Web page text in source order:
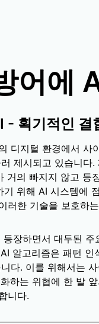
어에
- 획기적인 결
디지털 환경에서 사
제시되고 있습니
거의 빠지지 않고 등
기 위해 AI 시스템에
러한 기술을 보호하
장하면서 대두된
알고리즘은 패턴
다. 이를 위해서는
하는 위협에 한 발
니다.